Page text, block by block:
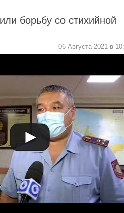
борьбу со стихийной
06 Августа 2021 в